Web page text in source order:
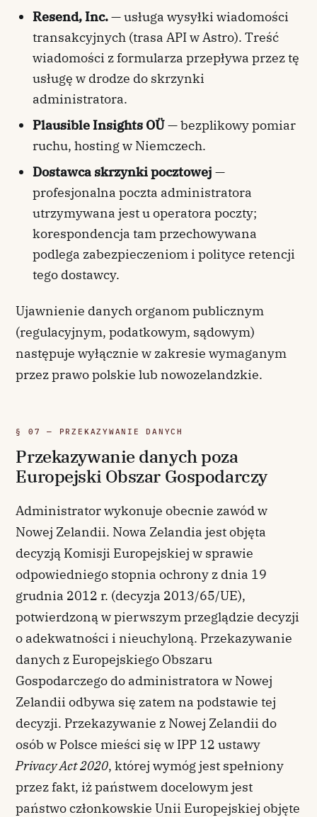
Resend, Inc.— usługa wysyłki wiadomości
transakcyjnych (trasa API w Astro). Treść
wiadomości z formularza przepływa przez tę
usługę w drodze do skrzynki
administratora.
Plausible Insights OÜ— bezplikowy pomiar
ruchu, hosting w Niemczech.
Dostawca skrzynki pocztowej —
profesjonalna poczta administratora
utrzymywana jest u operatora poczty;
korespondencja tam przechowywana
podlega zabezpieczeniom i polityce retencji
tego dostawcy.
Ujawnienie danych organom publicznym
(regulacyjnym, podatkowym, sądowym)
następuje wyłącznie w zakresie wymaganym
przez prawo polskie lub nowozelandzkie.
§ 07 — PRZEKAZYWANIE DANYCH
Przekazywanie danych poza
Europejski Obszar Gospodarczy
Administrator wykonuje obecnie zawód w
Nowej Zelandii. Nowa Zelandia jest objęta
decyzją Komisji Europejskiej w sprawie
odpowiedniego stopnia ochrony z dnia 19
grudnia 2012 r. (decyzja 2013/65/UE),
potwierdzoną w pierwszym przeglądzie decyzji
o adekwatności i nieuchyloną. Przekazywanie
danych z Europejskiego Obszaru
Gospodarczego do administratora w Nowej
Zelandii odbywa się zatem na podstawie tej
decyzji. Przekazywanie z Nowej Zelandii do
osób w Polsce mieści się w IPP 12 ustawy
Privacy Act 2020, której wymóg jest spełniony
przez fakt, iż państwem docelowym jest
państwo członkowskie Unii Europejskiej objęte